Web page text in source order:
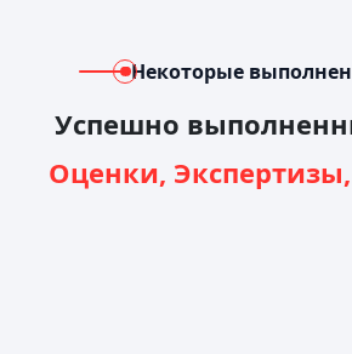
Некоторые
Успешно
Оценки,